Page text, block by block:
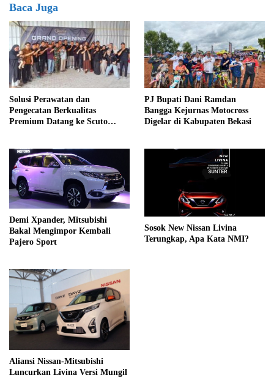
Baca Juga
Solusi Perawatan dan
Pengecatan Berkualitas
Premium Datang ke Scuto
PJ Bupati Dani Ramdan
Bangga Kejurnas Motocross
Digelar di Kabupaten Bekasi
Demi Xpander, Mitsubishi
Bakal Mengimpor Kembali
Pajero Sport
Sosok New Nissan Livina
Terungkap, Apa Kata NMI?
Aliansi Nissan-Mitsubishi
Luncurkan Livina Versi Mungil